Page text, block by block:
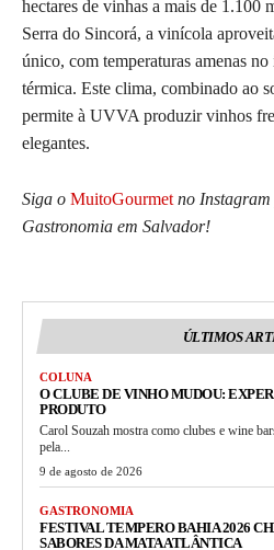
hectares de vinhas a mais de 1.100
Serra do Sincorá, a vinícola
único, com temperaturas amenas
térmica. Este clima, combinado ao
permite à UVVA produzir vinhos
elegantes.
Siga o MuitoGourmetno Instagram
Gastronomia em Salvador!
ÚLTIMOS
COLUNA
O CLUBE DE VINHO MUDOU:
PRODUTO
Carol Souzah mostra como clubes e wine
pela...
9 de agosto de 2026
GASTRONOMIA
FESTIVAL TEMPERO BAHIA 2026
SABORES DA MATA ATLÂNTICA